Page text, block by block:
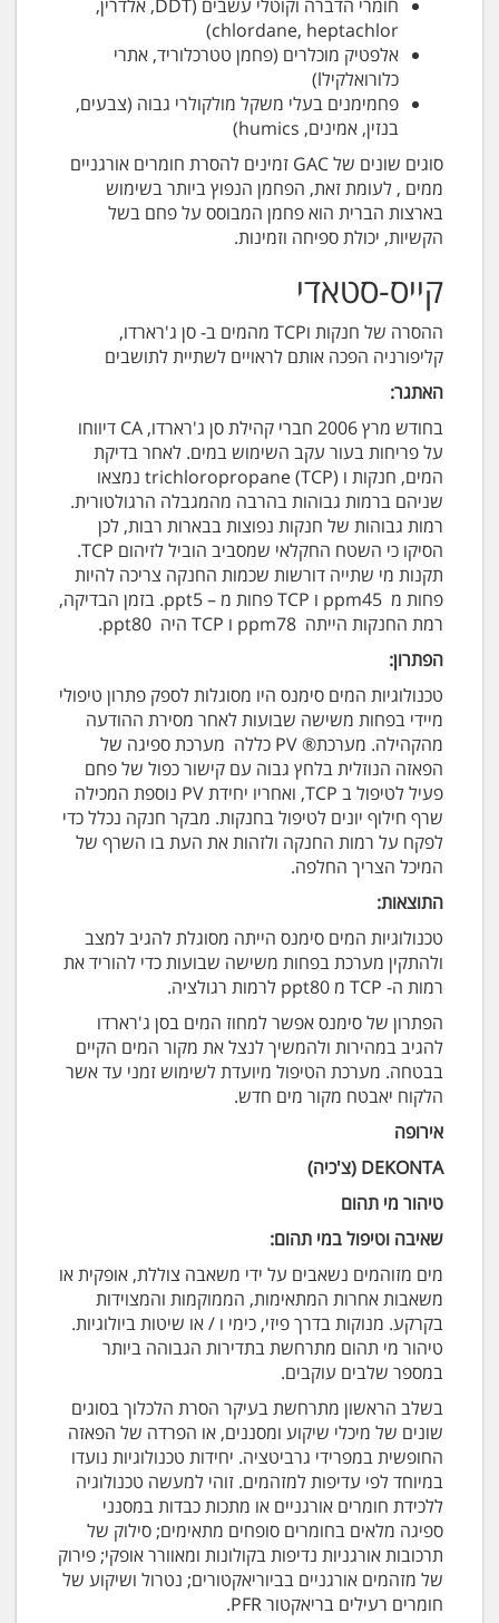
חומרי הדברה וקוטלי עשבים (DDT, אלדרין,
chlordane, heptachlor)
אלפטיק מוכלרים (פחמן טטרכלוריד, אתרי
כלורואלקילl)
פחמימנים בעלי משקל מולקולרי גבוה (צבעים,
בנזין, אמינים, humics)
סוגים שונים של GAC זמינים להסרת חומרים אורגניים
ממים , לעומת זאת, הפחמן הנפוץ ביותר בשימוש
בארצות הברית הוא פחמן המבוסס על פחם בשל
הקשיות, יכולת ספיחה וזמינות.
קייס-סטאדי
ההסרה של חנקות וTCP מהמים ב- סן ג'רארדו,
קליפורניה הפכה אותם לראויים לשתיית לתושבים
האתגר:
בחודש מרץ 2006 חברי קהילת סן ג'רארדו, CA דיווחו
על פריחות בעור עקב השימוש במים. לאחר בדיקת
המים, חנקות ו (trichloropropane (TCP נמצאו
שניהם ברמות גבוהות בהרבה מהמגבלה הרגולטורית.
רמות גבוהות של חנקות נפוצות בבארות רבות, לכן
הסיקו כי השטח החקלאי שמסביב הוביל לזיהום TCP.
תקנות מי שתייה דורשות שכמות החנקה צריכה להיות
פחות מ ppm45 ו TCP פחות מ – ppt5. בזמן הבדיקה,
רמת החנקות הייתה ppm78 ו TCP היה ppt80.
הפתרון:
טכנולוגיות המים סימנס היו מסוגלות לספק פתרון טיפולי
מיידי בפחות משישה שבועות לאחר מסירת ההודעה
מהקהילה. מערכת® PV כללה מערכת ספיגה של
הפאזה הנוזלית בלחץ גבוה עם קישור כפול של פחם
פעיל לטיפול ב TCP, ואחריו יחידת PV נוספת המכילה
שרף חילוף יונים לטיפול בחנקות. מבקר חנקה נכלל כדי
לפקח על רמות החנקה ולזהות את העת בו השרף של
המיכל הצריך החלפה.
התוצאות:
טכנולוגיות המים סימנס הייתה מסוגלת להגיב למצב
ולהתקין מערכת בפחות משישה שבועות כדי להוריד את
רמות ה- TCP מ ppt80 לרמות רגולציה.
הפתרון של סימנס אפשר למחוז המים בסן ג'רארדו
להגיב במהירות ולהמשיך לנצל את מקור המים הקיים
בבטחה. מערכת הטיפול מיועדת לשימוש זמני עד אשר
הלקוח יאבטח מקור מים חדש.
אירופה
DEKONTA (צ'כיה)
טיהור מי תהום
שאיבה וטיפול במי תהום:
מים מזוהמים נשאבים על ידי משאבה צוללת, אופקית או
משאבות אחרות המתאימות, הממוקמות והמצוידות
בקרקע. מנוקות בדרך פיזי, כימי ו / או שיטות ביולוגיות.
טיהור מי תהום מתרחשת בתדירות הגבוהה ביותר
במספר שלבים עוקבים.
בשלב הראשון מתרחשת בעיקר הסרת הלכלוך בסוגים
שונים של מיכלי שיקוע ומסננים, או הפרדה של הפאזה
החופשית במפרידי גרביטציה. יחידות טכנולוגיות נועדו
במיוחד לפי עדיפות למזהמים. זוהי למעשה טכנולוגיה
ללכידת חומרים אורגניים או מתכות כבדות במסנני
ספיגה מלאים בחומרים סופחים מתאימים; סילוק של
תרכובות אורגניות נדיפות בקולונות ומאוורר אופקי; פירוק
של מזהמים אורגניים בביוריאקטורים; נטרול ושיקוע של
חומרים רעילים בריאקטור PFR.